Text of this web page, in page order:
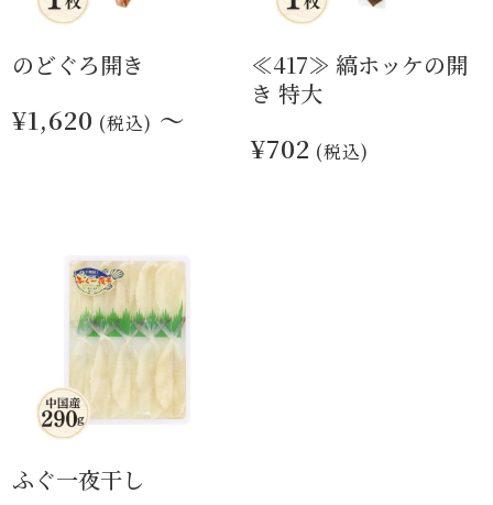
のどぐろ開き
¥1,620 (税込) ～
≪417≫ 縞ホッケの開
き 特大
¥702 (税込)
ふぐ一夜干し